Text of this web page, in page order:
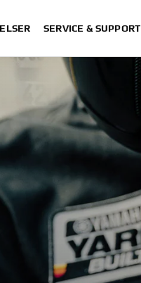
SERVICE & SUPPORT